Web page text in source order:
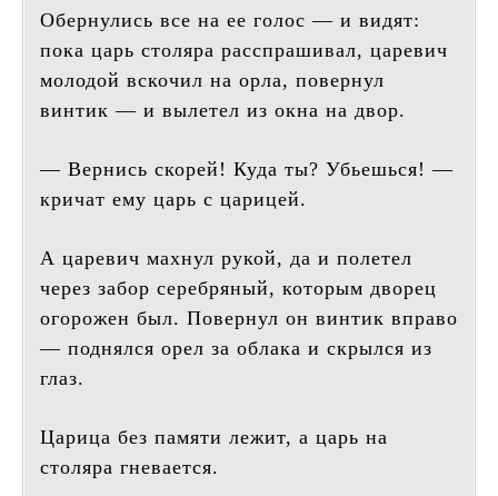
Обернулись все на ее голос — и видят:
пока царь столяра расспрашивал, царевич
молодой вскочил на орла, повернул
винтик — и вылетел из окна на двор.
— Вернись скорей! Куда ты? Убьешься! —
кричат ему царь с царицей.
А царевич махнул рукой, да и полетел
через забор серебряный, которым дворец
огорожен был. Повернул он винтик вправо
— поднялся орел за облака и скрылся из
глаз.
Царица без памяти лежит, а царь на
столяра гневается.